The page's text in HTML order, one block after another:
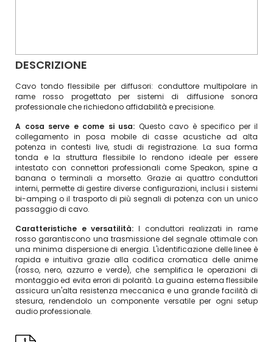
DESCRIZIONE
Cavo tondo flessibile per diffusori: conduttore multipolare in
rame rosso progettato per sistemi di diffusione sonora
professionale che richiedono affidabilità e precisione.
A cosa serve e come si usa: Questo cavo è specifico per il
collegamento in posa mobile di casse acustiche ad alta
potenza in contesti live, studi di registrazione. La sua forma
tonda e la struttura flessibile lo rendono ideale per essere
intestato con connettori professionali come Speakon, spine a
banana o terminali a morsetto. Grazie ai quattro conduttori
interni, permette di gestire diverse configurazioni, inclusi i sistemi
bi-amping o il trasporto di più segnali di potenza con un unico
passaggio di cavo.
Caratteristiche e versatilità: I conduttori realizzati in rame
rosso garantiscono una trasmissione del segnale ottimale con
una minima dispersione di energia. L'identificazione delle linee è
rapida e intuitiva grazie alla codifica cromatica delle anime
(rosso, nero, azzurro e verde), che semplifica le operazioni di
montaggio ed evita errori di polarità. La guaina esterna flessibile
assicura un'alta resistenza meccanica e una grande facilità di
stesura, rendendolo un componente versatile per ogni setup
audio professionale.